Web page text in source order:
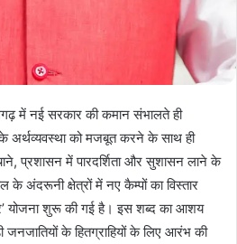
में नई सरकार की कमान संभालते ही
अर्थव्यवस्था को मजबूत करने के साथ ही
प्रशासन में पारदर्शिता और सुशासन लाने के
अंदरूनी क्षेत्रों में नए कैम्पों का विस्तार
योजना शुरू की गई है। इस शब्द का आशय
जनजातियों के हितग्राहियों के लिए आरंभ की